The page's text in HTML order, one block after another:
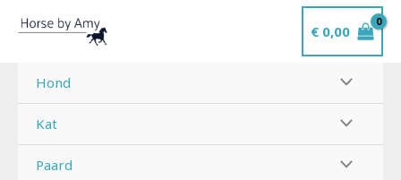
naar
inhoud
€0,00
Hond
Kat
Paard